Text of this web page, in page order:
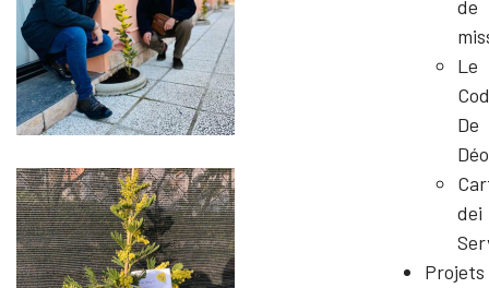
de
Le
De
dei
Projets